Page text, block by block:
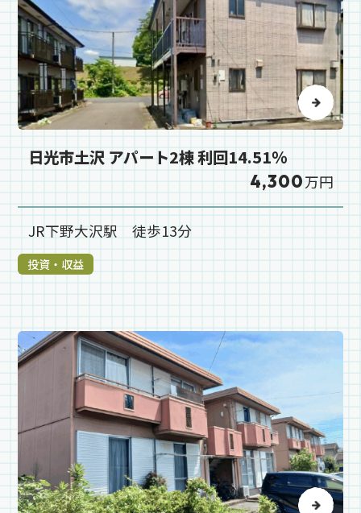
日光市土沢 アパート2棟 利回14.51％
4,300万円
JR下野大沢駅 徒歩13分
投資・収益